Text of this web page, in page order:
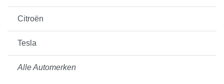
Citroën
Tesla
Alle Automerken